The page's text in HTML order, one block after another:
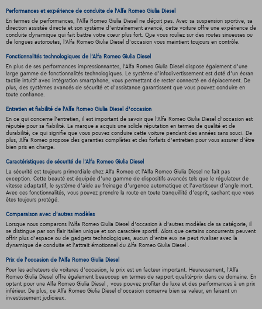
Performances et expérience de conduite de l'Alfa Romeo Giulia Diesel
En termes de performances, l'Alfa Romeo Giulia Diesel ne déçoit pas. Avec sa suspension sportive, sa
direction assistée directe et son système d'entraînement avancé, cette voiture offre une expérience de
conduite dynamique qui fait battre votre cœur plus fort. Que vous rouliez sur des routes sinueuses ou
de longues autoroutes, l'Alfa Romeo Giulia Diesel d'occasion vous maintient toujours en contrôle.
Fonctionnalités technologiques de l'Alfa Romeo Giulia Diesel
En plus de ses performances impressionnantes, l'Alfa Romeo Giulia Diesel dispose également d'une
large gamme de fonctionnalités technologiques. Le système d'infodivertissement est doté d'un écran
tactile intuitif avec intégration smartphone, vous permettant de rester connecté en déplacement. De
plus, des systèmes avancés de sécurité et d'assistance garantissent que vous pouvez conduire en
toute confiance.
Entretien et fiabilité de l'Alfa Romeo Giulia Diesel d'occasion
En ce qui concerne l'entretien, il est important de savoir que l'Alfa Romeo Giulia Diesel d'occasion est
réputée pour sa fiabilité. La marque a acquis une solide réputation en termes de qualité et de
durabilité, ce qui signifie que vous pouvez conduire cette voiture pendant des années sans souci. De
plus, Alfa Romeo propose des garanties complètes et des forfaits d'entretien pour vous assurer d'être
bien pris en charge.
Caractéristiques de sécurité de l'Alfa Romeo Giulia Diesel
La sécurité est toujours primordiale chez Alfa Romeo et l'Alfa Romeo Giulia Diesel ne fait pas
exception. Cette beauté est équipée d'une gamme de dispositifs avancés tels que le régulateur de
vitesse adaptatif, le système d'aide au freinage d'urgence automatique et l'avertisseur d'angle mort.
Avec ces fonctionnalités, vous pouvez prendre la route en toute tranquillité d'esprit, sachant que vous
êtes toujours protégé.
Comparaison avec d'autres modèles
Lorsque nous comparons l'Alfa Romeo Giulia Diesel d'occasion à d'autres modèles de sa catégorie, il
se distingue par son flair italien unique et son caractère sportif. Alors que certains concurrents peuvent
offrir plus d'espace ou de gadgets technologiques, aucun d'entre eux ne peut rivaliser avec la
dynamique de conduite et l'attrait émotionnel du Alfa Romeo Giulia Diesel .
Prix de l'occasion de l'Alfa Romeo Giulia Diesel
Pour les acheteurs de voitures d'occasion, le prix est un facteur important. Heureusement, l'Alfa
Romeo Giulia Diesel offre également beaucoup en termes de rapport qualité-prix dans ce domaine. En
optant pour une Alfa Romeo Giulia Diesel , vous pouvez profiter du luxe et des performances à un prix
inférieur. De plus, ce Alfa Romeo Giulia Diesel d'occasion conserve bien sa valeur, en faisant un
investissement judicieux.